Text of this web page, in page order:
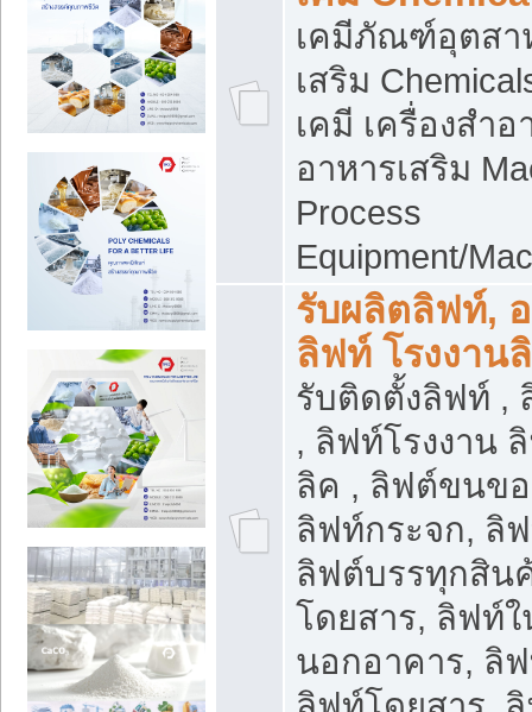
เคมีภัณฑ์อุตสา
เสริม
เคมี เครื่องสำ
อาหารเสริม
Process
Equipment/
รับผลิตลิฟท์,
ลิฟท์ โรงงาน
รับติดตั้งลิฟท์ ,
, ลิฟท์โรงงาน
ลิค , ลิฟต์ขนข
ลิฟท์กระจก, ลิ
ลิฟต์บรรทุกสิน
โดยสาร, ลิฟท์
นอกอาคาร, ลิ